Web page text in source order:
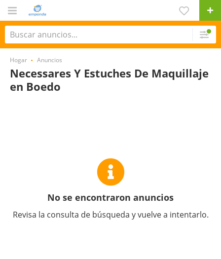
Hogar Anuncios
Necessares Y Estuches De Maquillaje
en Boedo
No se encontraron anuncios
Revisa la consulta de búsqueda y vuelve a intentarlo.